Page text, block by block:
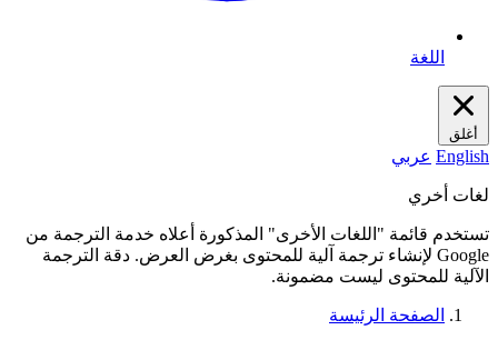
اللغة
أغلق
English عربي
لغات أخري
تستخدم قائمة "اللغات الأخرى" المذكورة أعلاه خدمة الترجمة من
Google لإنشاء ترجمة آلية للمحتوى بغرض العرض. دقة الترجمة
الآلية للمحتوى ليست مضمونة.
الصفحة الرئيسة